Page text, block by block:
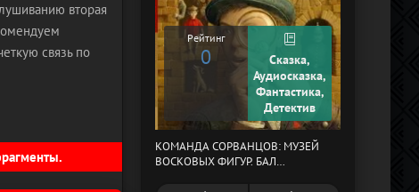
вторая
связь по
Рейтинг
0
Сказка,
Аудиосказка,
Фантастика,
Детектив
КОМАНДА СОРВАНЦОВ: МУЗЕЙ
ВОСКОВЫХ ФИГУР. БАЛ